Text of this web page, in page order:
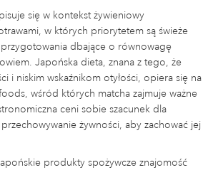
się w kontekst żywieniowy
w których priorytetem są świeże
dbające o równowagę
Japońska dieta, znana z tego, że
i niskim wskaźnikom otyłości, opiera się na
wśród których matcha zajmuje ważne
ceni sobie szacunek dla
żywności, aby zachować jej
produkty spożywcze znajomość